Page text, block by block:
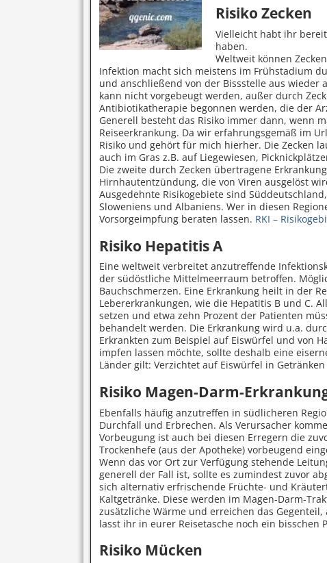
Risiko Zecken
Vielleicht habt ihr
haben.
Weltweit können
Infektion macht sich meistens im Frühstadium
und anschließend von der Bissstelle aus wieder
kann nicht vorgebeugt werden, außer durch
Antibiotikatherapie begonnen werden, die der
Generell besteht das Risiko immer dann, wenn
Reiseerkrankung. Da wir erfahrungsgemäß im
Risiko und gehört für mich hierher. Die Zecken
auch im Gras z.B. auf Liegewiesen,
Die zweite durch Zecken übertragene
Hirnhautentzündung, die von Viren ausgelöst
Ausgedehnte Risikogebiete sind
Sloweniens und Albaniens. Wer in diesen
Vorsorgeimpfung beraten lassen. RKI –
Risiko Hepatitis A
Eine weltweit verbreitet anzutreffende
der südöstliche Mittelmeerraum betroffen.
Bauchschmerzen. Eine Erkrankung heilt in der
Lebererkrankungen, wie die Hepatitis B und C.
setzen und etwa zehn Prozent der Patienten
behandelt werden. Die Erkrankung wird u.a.
Erkrankten zum Beispiel auf Eiswürfel und von
impfen lassen möchte, sollte deshalb eine
Länder gilt: Verzichtet auf Eiswürfel in
Risiko Magen-Darm-
Ebenfalls häufig anzutreffen in südlicheren
Durchfall und Erbrechen. Als Verursacher
Vorbeugung ist auch bei diesen Erregern die
Trockenhefe (aus der Apotheke) vorbeugend
Wenn das vor Ort zur Verfügung stehende
generell der Fall ist, sollte es zumindest zuvor
sich alternativ erfrischende Früchte- und
Kaltgetränke. Diese werden im Magen-Darm-
zusätzliche Wärme und erreichen das
lasst ihr in eurer Reisetasche noch ein bisschen
Risiko Mücken